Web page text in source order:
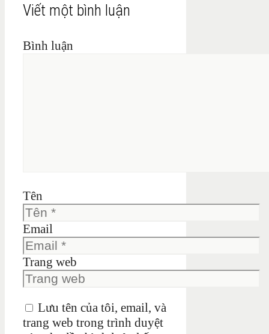
Viết một bình luận
Bình luận
Tên
Email
Trang web
Lưu tên của tôi, email, và
trang web trong trình duyệt